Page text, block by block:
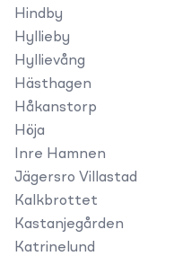
Hindby
Hyllieby
Hyllievång
Hästhagen
Håkanstorp
Höja
Inre Hamnen
Jägersro Villastad
Kalkbrottet
Kastanjegården
Katrinelund